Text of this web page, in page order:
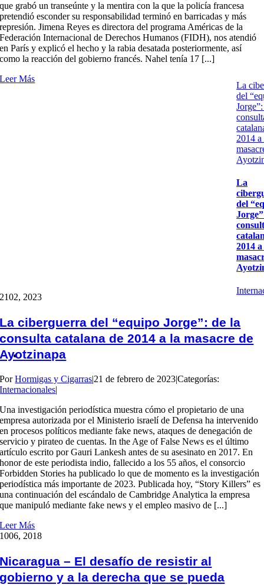
que grabó un transeúnte y la mentira con la que la policía francesa
pretendió esconder su responsabilidad terminó en barricadas y más
represión. Jimena Reyes es directora del programa Américas de la
Federación Internacional de Derechos Humanos (FIDH), nos atendió
en París y explicó el hecho y la rabia desatada posteriormente, así
como la reacción del gobierno francés. Nahel tenía 17 [...]
Leer Más
La
del
2014 a
La
del
2014
2102, 2023
La ciberguerra del “equipo Jorge”: de la
consulta catalana de 2014 a la masacre de
Ayotzinapa
PorHormigas y Cigarras|21 de febrero de 2023|Categorías:
Internacionales|
Una investigación periodística muestra cómo el propietario de una
empresa autorizada por el Ministerio israelí de Defensa ha intervenido
en procesos políticos mediante fake news, ataques de denegación de
servicio y pirateo de cuentas. In the Age of False News es el último
artículo escrito por Gauri Lankesh antes de su asesinato en 2017. En
honor de este periodista indio, fallecido a los 55 años, el consorcio
Forbidden Stories ha publicado lo que de momento es la investigación
periodística más importante de 2023. Publicada hoy, “Story Killers” es
una continuación del escándalo de Cambridge Analytica la empresa
que manipuló mediante fake news y el empleo masivo de [...]
Leer Más
1006, 2018
Nicaragua – El desafío de resistir al
gobierno y a la derecha que se pueda